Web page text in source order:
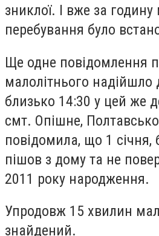
зниклої. І вже за годину
перебування було
Ще одне повідомлення
малолітнього надійшло
близько 14:30 у цей же
смт. Опішне,
повідомила, що 1 січня,
пішов з дому та не
2011 року народження.
Упродовж 15 хвилин
знайдений.